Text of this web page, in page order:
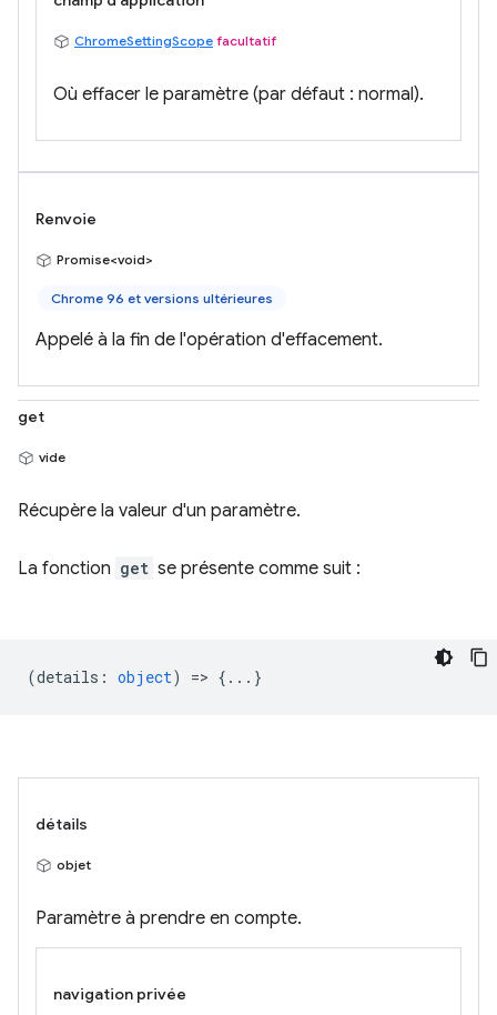
ChromeSettingScope facultatif
Où effacer le paramètre (par défaut : normal).
Renvoie
Promise<void>
Chrome 96 et versions ultérieures
Appelé à la fin de l'opération d'effacement.
get
vide
Récupère la valeur d'un paramètre.
La fonction get se présente comme suit :
(details : object) => {...}
détails
objet
Paramètre à prendre en compte.
navigation privée